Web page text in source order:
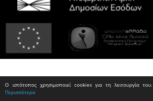
Ο ιστότοπος χρησιμοποιεί cookies για τη λειτουργία του.
Περισσότερα